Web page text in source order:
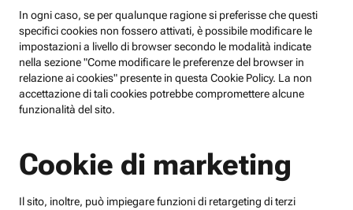
In ogni caso, se per qualunque ragione si preferisse che questi
specifici cookies non fossero attivati, è possibile modificare le
impostazioni a livello di browser secondo le modalità indicate
nella sezione "Come modificare le preferenze del browser in
relazione ai cookies" presente in questa Cookie Policy. La non
accettazione di tali cookies potrebbe compromettere alcune
funzionalità del sito.
Cookie di marketing
Il sito, inoltre, può impiegare funzioni di retargeting di terzi